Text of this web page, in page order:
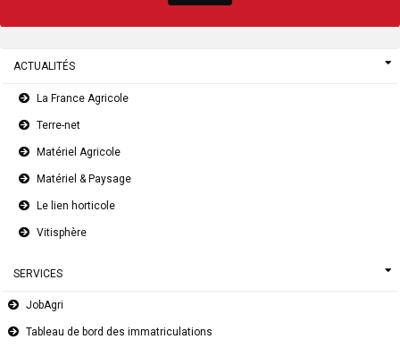
ACTUALITÉS
La France Agricole
Terre-net
Matériel Agricole
Matériel & Paysage
Le lien horticole
Vitisphère
SERVICES
JobAgri
Tableau de bord des immatriculations